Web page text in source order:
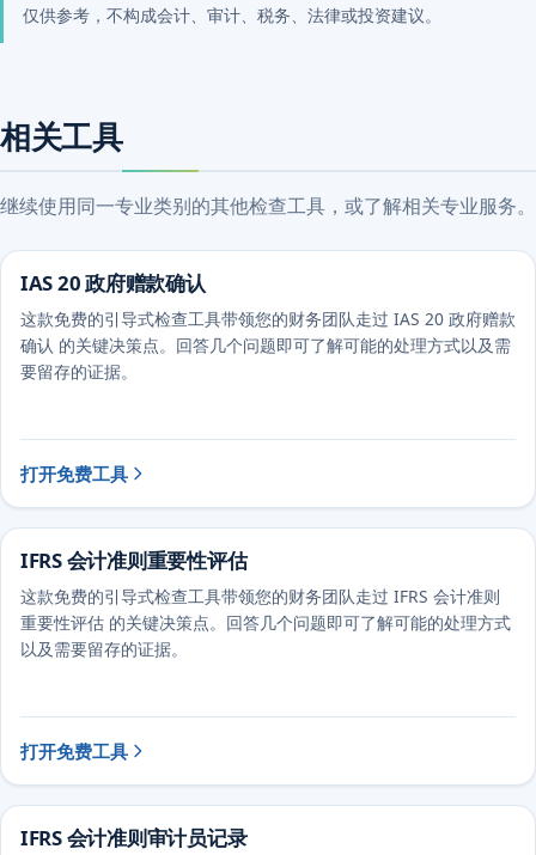
仅供参考，不构成会计、审计、税务、法律或投资建议。
相关工具
继续使用同一专业类别的其他检查工具，或了解相关专业服务。
IAS 20 政府赠款确认
这款免费的引导式检查工具带领您的财务团队走过 IAS 20 政府赠款
确认 的关键决策点。回答几个问题即可了解可能的处理方式以及需
要留存的证据。
打开免费工具
IFRS 会计准则重要性评估
这款免费的引导式检查工具带领您的财务团队走过 IFRS 会计准则
重要性评估 的关键决策点。回答几个问题即可了解可能的处理方式
以及需要留存的证据。
打开免费工具
IFRS 会计准则审计员记录